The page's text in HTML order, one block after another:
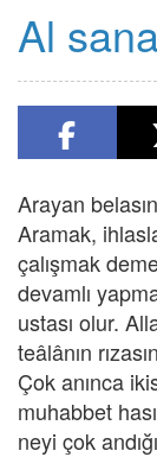
Al
Arayan
Aramak,
çalışmak
devamlı
ustası olur.
teâlânın
Çok anınca
muhabbet
neyi çok